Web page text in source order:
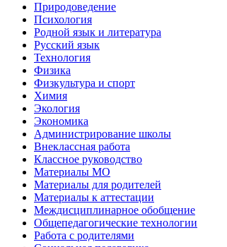
Природоведение
Психология
Родной язык и литература
Русский язык
Технология
Физика
Физкультура и спорт
Химия
Экология
Экономика
Администрирование школы
Внеклассная работа
Классное руководство
Материалы МО
Материалы для родителей
Материалы к аттестации
Междисциплинарное обобщение
Общепедагогические технологии
Работа с родителями